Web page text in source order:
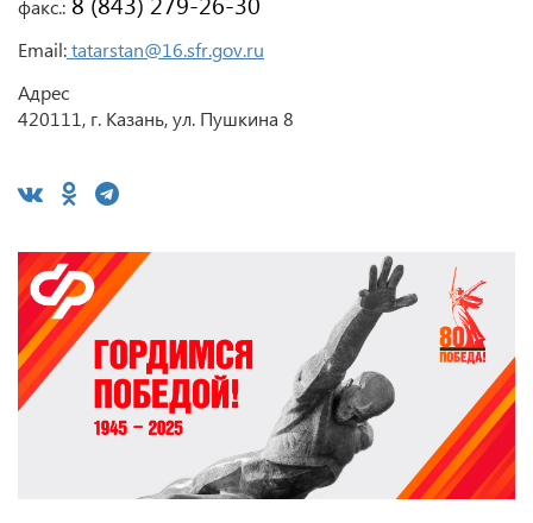
факс.:
Email:tatarstan@16.sfr.gov.ru
Адрес
420111, г. Казань, ул. Пушкина 8